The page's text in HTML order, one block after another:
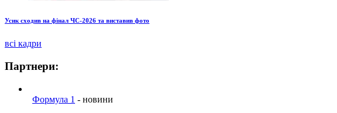
Усик сходив на фінал ЧС-2026 та виставив фото
всі кадри
Партнери:
Формула 1 - новини